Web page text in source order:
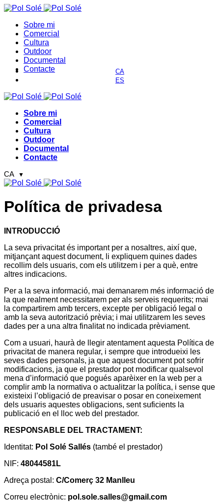
Sobre mi
Comercial
Cultura
Outdoor
Documental
Contacte
Sobre mi
Comercial
Cultura
Outdoor
Documental
Contacte
CA
▼
Política de privadesa
INTRODUCCIÓ
La seva privacitat és important per a nosaltres, així que,
mitjançant aquest document, li expliquem quines dades
recollim dels usuaris, com els utilitzem i per a què, entre
altres indicacions.
Per a la seva informació, mai demanarem més informació de
la que realment necessitarem per als serveis requerits; mai
la compartirem amb tercers, excepte per obligació legal o
amb la seva autorització prèvia; i mai utilitzarem les seves
dades per a una altra finalitat no indicada prèviament.
Com a usuari, haurà de llegir atentament aquesta Política de
privacitat de manera regular, i sempre que introdueixi les
seves dades personals, ja que aquest document pot sofrir
modificacions, ja que el prestador pot modificar qualsevol
mena d’informació que pogués aparèixer en la web per a
complir amb la normativa o actualitzar la política, i sense que
existeixi l’obligació de preavisar o posar en coneixement
dels usuaris aquestes obligacions, sent suficients la
publicació en el lloc web del prestador.
RESPONSABLE DEL TRACTAMENT:
Identitat: Pol Solé Sallés (també el prestador)
NIF: 48044581L
Adreça postal: C/Comerç 32 Manlleu
Correu electrònic: pol.sole.salles@gmail.com